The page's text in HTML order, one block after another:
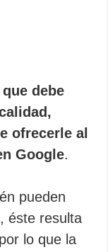
debe
ofrecerle al
Google.
pueden
éste resulta
lo que la